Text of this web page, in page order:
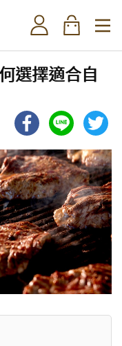
選擇適合自